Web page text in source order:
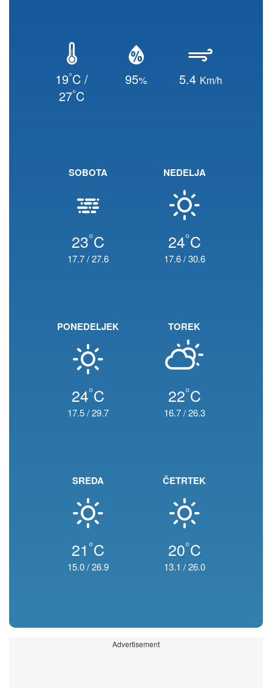
19°C /
27°C
95% 5.4 Km/h
SOBOTA
23°C
17.7/27.6
NEDELJA
24°C
17.6/30.6
PONEDELJEK
24°C
17.5/29.7
TOREK
22°C
16.7/26.3
SREDA
21 °C
15.0/26.9
ČETRTEK
20°C
13.1 /26.0
Advertisement